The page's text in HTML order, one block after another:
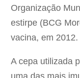
Organização
estirpe (BCG
vacina, em 2012.
A cepa utilizada